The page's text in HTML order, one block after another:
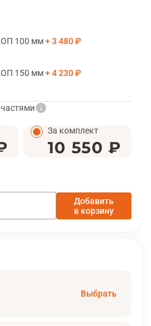
100 мм 3 480 ₽
150 мм 4 230 ₽
За комплект
10 550 ₽
Добавить
в корзину
Выбрать